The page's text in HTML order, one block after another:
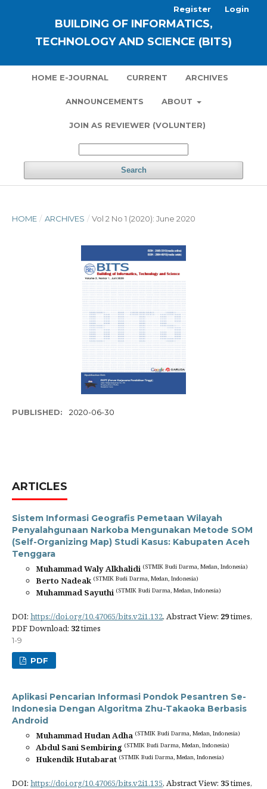
BUILDING OF INFORMATICS,
TECHNOLOGY AND SCIENCE (BITS)
HOME E-JOURNAL CURRENT ARCHIVES
ANNOUNCEMENTS ABOUT
JOIN AS REVIEWER (VOLUNTER)
Search
Register Login
HOME / ARCHIVES / Vol 2 No 1 (2020): June 2020
PUBLISHED: 2020-06-30
ARTICLES
Sistem Informasi Geografis Pemetaan Wilayah
Penyalahgunaan Narkoba Mengunakan Metode SOM
(Self-Organizing Map) Studi Kasus: Kabupaten Aceh
Tenggara
Muhammad Waly Alkhalidi (STMIK Budi Darma, Medan, Indonesia)
Berto Nadeak (STMIK Budi Darma, Medan, Indonesia)
Muhammad Sayuthi (STMIK Budi Darma, Medan, Indonesia)
DOI: https://doi.org/10.47065/bits.v2i1.132, Abstract View: 29times,
PDF Download: 32times
1-9
PDF
Aplikasi Pencarian Informasi Pondok Pesantren Se-
Indonesia Dengan Algoritma Zhu-Takaoka Berbasis
Android
Muhammad Hudan Adha (STMIK Budi Darma, Medan, Indonesia)
Abdul Sani Sembiring (STMIK Budi Darma, Medan, Indonesia)
Hukendik Hutabarat (STMIK Budi Darma, Medan, Indonesia)
DOI: https://doi.org/10.47065/bits.v2i1.135, Abstract View: 35times,